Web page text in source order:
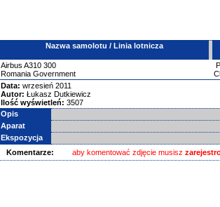
Nazwa samolotu / Linia lotnicza
Airbus A310 300
Romania Government
Data: wrzesień 2011
Autor: Łukasz Dutkiewicz
Ilość wyświetleń: 3507
Opis
Aparat
Ekspozycja
Komentarze:
aby komentować zdjęcie musisz